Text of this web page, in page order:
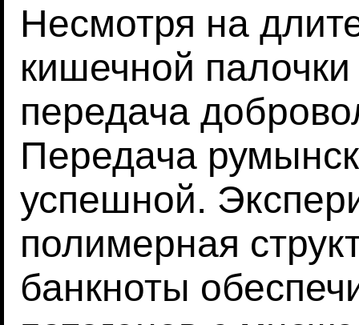
Несмотря на
кишечной
передача
Передача
успешной.
полимерная
банкноты